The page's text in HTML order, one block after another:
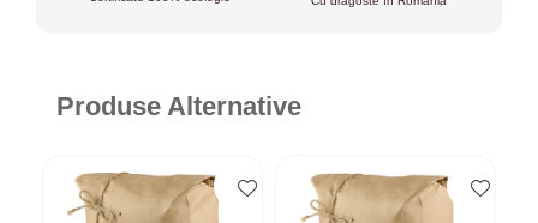
Produse Alternative